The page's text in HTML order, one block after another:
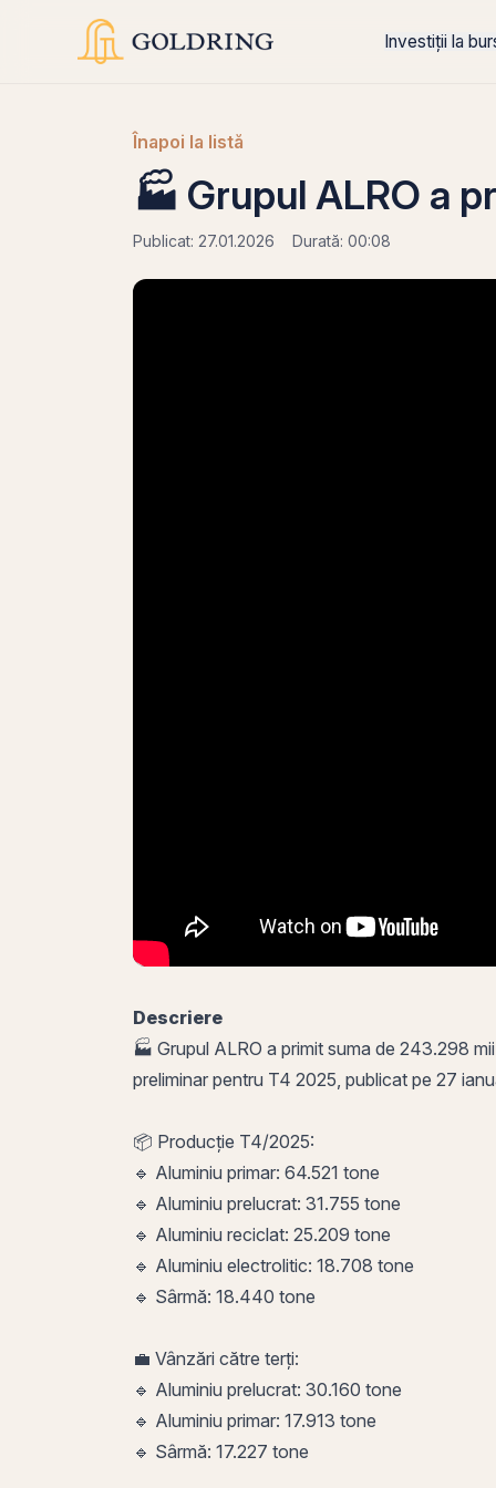
Investiții la
Înapoi la listă
🏭 Grupul ALRO a
Publicat: 27.01.2026 Durată: 00:08
Descriere
🏭 Grupul ALRO a primit suma de 243.298
preliminar pentru T4 2025, publicat pe 27
📦 Producție T4/2025:
🔹 Aluminiu primar: 64.521 tone
🔹 Aluminiu prelucrat: 31.755 tone
🔹 Aluminiu reciclat: 25.209 tone
🔹 Aluminiu electrolitic: 18.708 tone
🔹 Sârmă: 18.440 tone
💼 Vânzări către terți:
🔹 Aluminiu prelucrat: 30.160 tone
🔹 Aluminiu primar: 17.913 tone
🔹 Sârmă: 17.227 tone